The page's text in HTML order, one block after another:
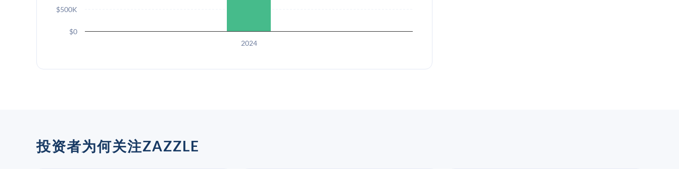
2024
$0
$500K
投资者为何关注ZAZZLE